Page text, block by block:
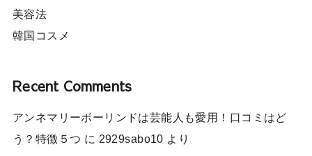
美容法
韓国コスメ
Recent Comments
アンネマリーボーリンドは芸能人も愛用！口コミはど
う？特徴５つ に 2929sabo10 より